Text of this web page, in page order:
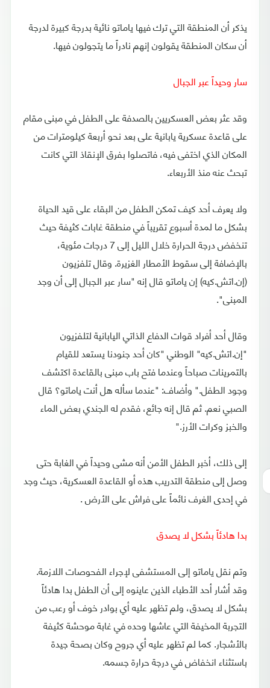
يذكر أن المنطقة التي ترك فيها ياماتو نائية بدرجة كبيرة لدرجة
أن سكان المنطقة يقولون إنهم نادراً ما يتجولون فيها.
سار وحيداً عبر الجبال
وقد عثر بعض العسكريين بالصدفة على الطفل في مبنى مقام
على قاعدة عسكرية يابانية على بعد نحو أربعة كيلومترات من
المكان الذي اختفى فيه، فاتصلوا بفرق الإنقاذ التي كانت
تبحث عنه منذ الأربعاء.
ولا يعرف أحد كيف تمكن الطفل من البقاء على قيد الحياة
بشكل ما لمدة أسبوع تقريباً في منطقة غابات كثيفة حيث
تنخفض درجة الحرارة خلال الليل إلى 7 درجات مئوية،
بالإضافة إلى سقوط الأمطار الغزيرة. وقال تلفزيون
(إن.اتش.كيه) إن ياماتو قال إنه "سار عبر الجبال إلى أن وجد
المبنى".
وقال أحد أفراد قوات الدفاع الذاتي اليابانية لتلفزيون
"إن.اتش.كيه" الوطني "كان أحد جنودنا يستعد للقيام
بالتمرينات صباحاً وعندما فتح باب مبنى بالقاعدة اكتشف
وجود الطفل." وأضاف: "عندما سأله هل أنت ياماتو؟ قال
الصبي نعم. ثم قال إنه جائع، فقدم له الجندي بعض الماء
والخبز وكرات الأرز."
إلى ذلك، أخبر الطفل الأمن أنه مشى وحيداً في الغابة حتى
وصل إلى منطقة التدريب هذه أو القاعدة العسكرية، حيث وجد
في إحدى الغرف نائماً على فراش على الأرض .
بدا هادئاً بشكل لا يصدق
وتم نقل ياماتو إلى المستشفى لإجراء الفحوصات اللازمة.
وقد أشار أحد الأطباء الذين عاينوه إلى أن الطفل بدا هادئاً
بشكل لا يصدق، ولم تظهر عليه أي بوادر خوف أو رعب من
التجربة المخيفة التي عاشها وحده في غابة موحشة كثيفة
بالأشجار. كما لم تظهر عليه أي جروح وكان بصحة جيدة
باستثناء انخفاض في درجة حرارة جسمه.